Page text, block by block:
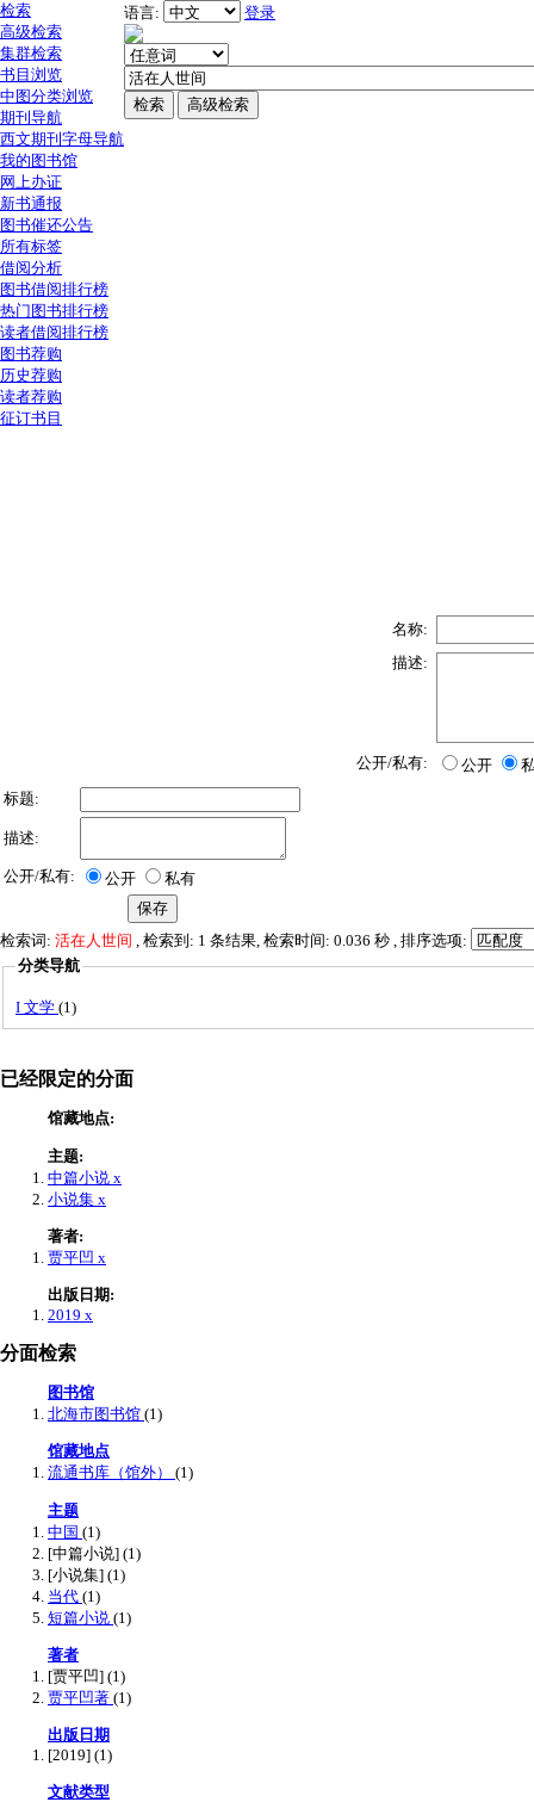
检索
高级检索
集群检索
书目浏览
中图分类浏览
期刊导航
西文期刊字母导航
我的图书馆
网上办证
新书通报
图书催还公告
所有标签
借阅分析
图书借阅排行榜
热门图书排行榜
读者借阅排行榜
图书荐购
历史荐购
读者荐购
征订书目
语言: 登录
名称:
描述:
公开/私有: 公开
标题:
描述:
公开/私有: 公开 私有
检索词: 活在人世间 , 检索到: 1 条结果, 检索时间: 0.036 秒 , 排序选项:
分类导航
I 文学 (1)
已经限定的分面
馆藏地点:
主题:
中篇小说 x
小说集 x
著者:
贾平凹 x
出版日期:
2019 x
分面检索
图书馆
北海市图书馆 (1)
馆藏地点
流通书库（馆外） (1)
主题
中国 (1)
[中篇小说] (1)
[小说集] (1)
当代 (1)
短篇小说 (1)
著者
[贾平凹] (1)
贾平凹著 (1)
出版日期
[2019] (1)
文献类型